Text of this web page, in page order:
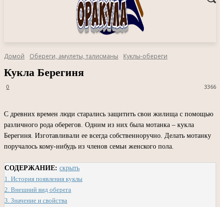
Домой Обереги, амулеты, талисманы Куклы-обереги
Кукла Берегиня
3366
0
С древних времен люди старались защитить свои жилища с помощью
различного рода оберегов. Одним из них была мотанка – кукла
Берегиня. Изготавливали ее всегда собственноручно. Делать мотанку
поручалось кому-нибудь из членов семьи женского пола.
СОДЕРЖАНИЕ: скрыть
1. История появления куклы
2. Внешний вид оберега
3. Значение и свойства